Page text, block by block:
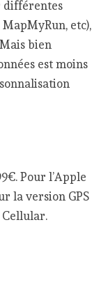
différentes
etc),
bien
est moins
Pour l’Apple
la version GPS
Cellular.